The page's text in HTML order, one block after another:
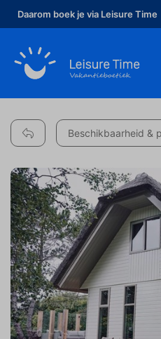
Daarom boek je via Leisure Time
Beschikbaarheid &